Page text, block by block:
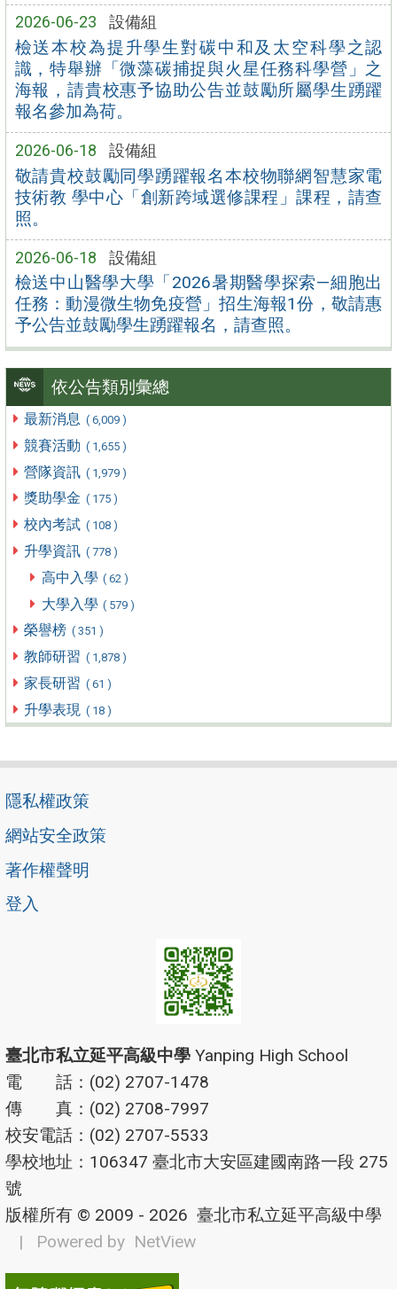
2026-06-23 設備組
檢送本校為提升學生對碳中和及太空科學之認
識，特舉辦「微藻碳捕捉與火星任務科學營」之
海報，請貴校惠予協助公告並鼓勵所屬學生踴躍
報名參加為荷。
2026-06-18 設備組
敬請貴校鼓勵同學踴躍報名本校物聯網智慧家電
技術教 學中心「創新跨域選修課程」課程，請查
照。
2026-06-18 設備組
檢送中山醫學大學「2026暑期醫學探索—細胞出
任務：動漫微生物免疫營」招生海報1份，敬請惠
予公告並鼓勵學生踴躍報名，請查照。
依公告類別彙總
最新消息 ( 6,009 )
競賽活動 ( 1,655 )
營隊資訊 ( 1,979 )
獎助學金 ( 175 )
校內考試 ( 108 )
升學資訊 ( 778 )
高中入學 ( 62 )
大學入學 ( 579 )
榮譽榜 ( 351 )
教師研習 ( 1,878 )
家長研習 ( 61 )
升學表現 ( 18 )
隱私權政策
網站安全政策
著作權聲明
登入
臺北市私立延平高級中學 Yanping High School
電 話：(02) 2707-1478
傳 真：(02) 2708-7997
校安電話：(02) 2707-5533
學校地址：106347 臺北市大安區建國南路一段 275
號
版權所有 © 2009 - 2026 臺北市私立延平高級中學
| Powered by NetView